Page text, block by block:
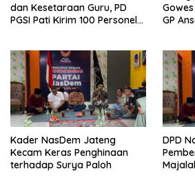
dan Kesetaraan Guru, PD
PGSI Pati Kirim 100 Personel
GP
Kader NasDem Jateng
Kecam Keras Penghinaan
terhadap Surya Paloh
DPD